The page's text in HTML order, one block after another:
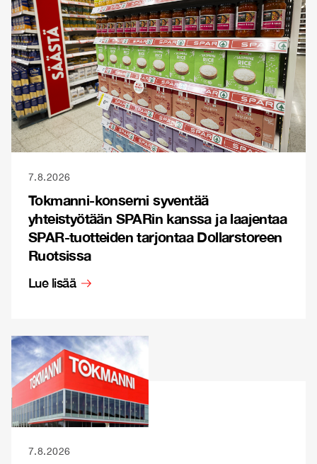
7.8.2026
Tokmanni-konserni syventää
yhteistyötään SPARin kanssa ja laajentaa
SPAR-tuotteiden tarjontaa Dollarstoreen
Ruotsissa
Lue lisää
7.8.2026